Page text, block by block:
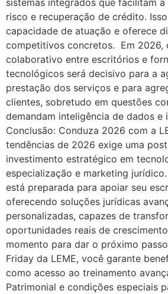
risco e recuperação de crédito.
capacidade de atuação e oferece
competitivos concretos. Em 2026,
colaborativo entre escritórios e
tecnológicos será decisivo para a
prestação dos serviços e para
clientes, sobretudo em questões
demandam inteligência de dados e
Conclusão: Conduza 2026 com a
tendências de 2026 exige uma
investimento estratégico em
especialização e marketing jurídico.
está preparada para apoiar seu
oferecendo soluções jurídicas
personalizadas, capazes de
oportunidades reais de
momento para dar o próximo
Friday da LEME, você garante
como acesso ao treinamento
Patrimonial e condições especiais